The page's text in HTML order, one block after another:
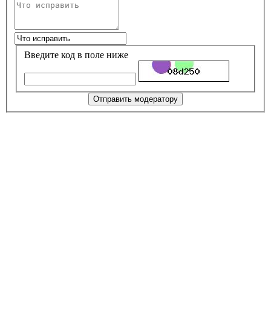
Введите код в поле ниже
Отправить модератору